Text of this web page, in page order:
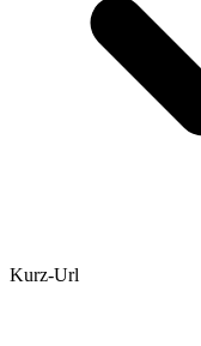
Kurz-Url